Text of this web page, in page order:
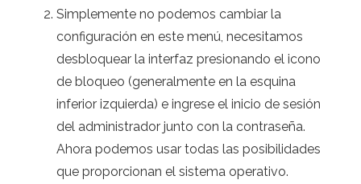
Simplemente no podemos cambiar la
configuración en este menú, necesitamos
desbloquear la interfaz presionando el icono
de bloqueo (generalmente en la esquina
inferior izquierda) e ingrese el inicio de sesión
del administrador junto con la contraseña.
Ahora podemos usar todas las posibilidades
que proporcionan el sistema operativo.